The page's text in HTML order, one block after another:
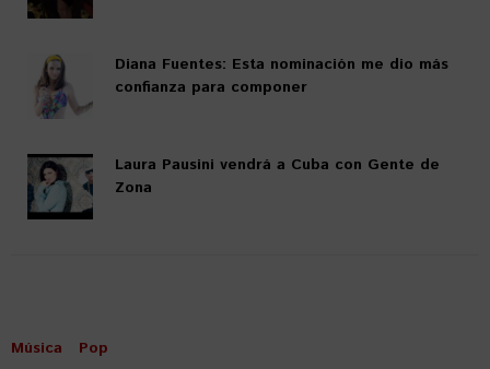
Diana Fuentes: Esta nominación me dio más
confianza para componer
Laura Pausini vendrá a Cuba con Gente de
Zona
Música Pop